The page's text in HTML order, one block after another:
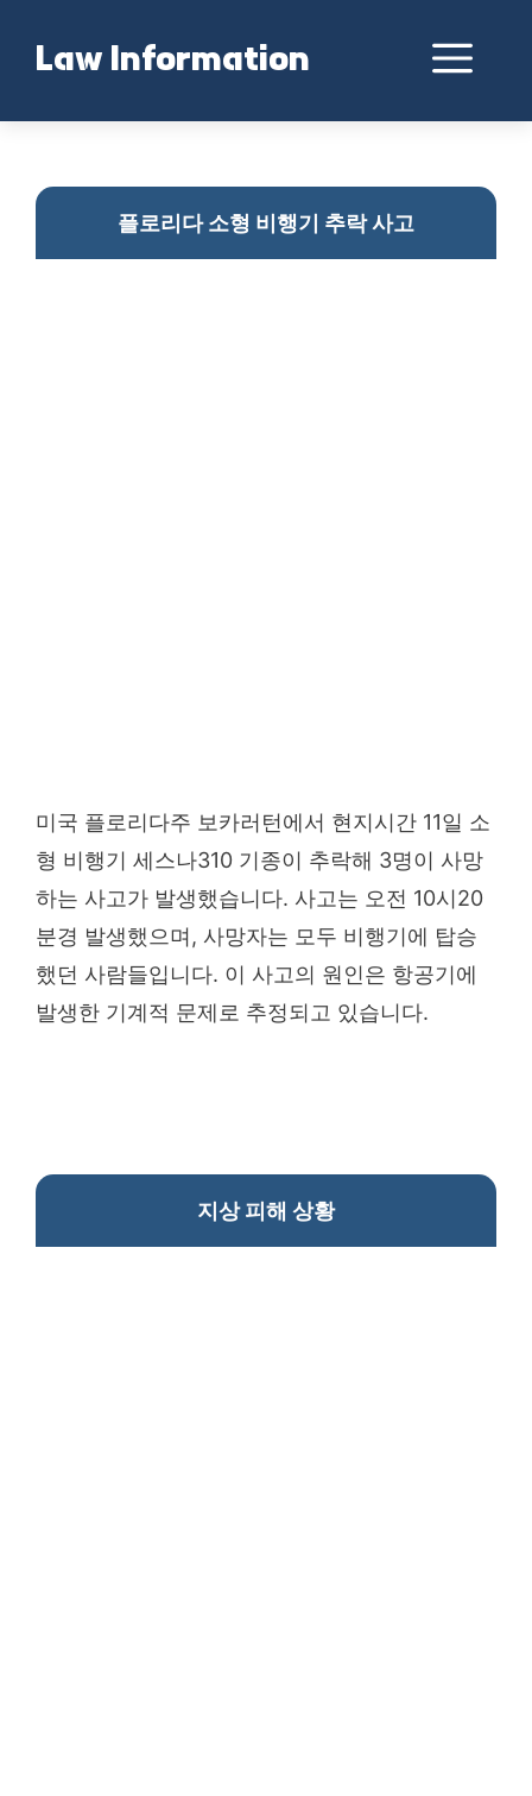
contentLaw Information
플로리다 소형 비행기 추락 사고
미국 플로리다주 보카러턴에서 현지시간 11일 소
형 비행기 세스나310 기종이 추락해 3명이 사망
하는 사고가 발생했습니다. 사고는 오전 10시20
분경 발생했으며, 사망자는 모두 비행기에 탑승
했던 사람들입니다. 이 사고의 원인은 항공기에
발생한 기계적 문제로 추정되고 있습니다.
지상 피해 상황